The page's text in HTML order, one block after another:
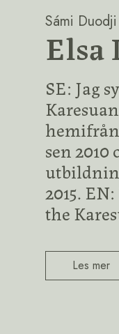
Sámi
Elsa
SE: Jag
sen
2015.
the
Les mer